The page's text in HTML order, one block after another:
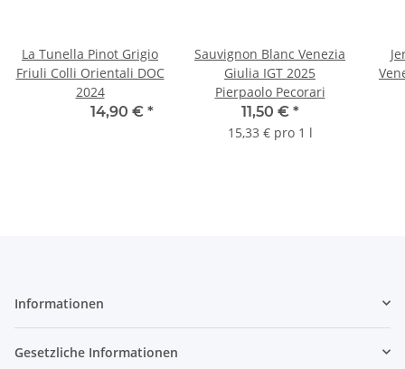
La Tunella Pinot Grigio
Friuli Colli Orientali DOC
2024
14,90 € *
Sauvignon Blanc Venezia
Giulia IGT 2025
Pierpaolo Pecorari
11,50 € *
15,33 € pro 1 l
Informationen
Gesetzliche Informationen